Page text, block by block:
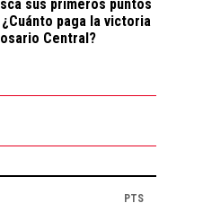
sus primeros puntos
paga la victoria
Central?